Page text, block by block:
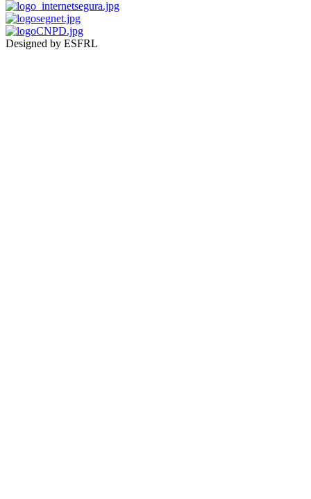
Designed by ESFRL